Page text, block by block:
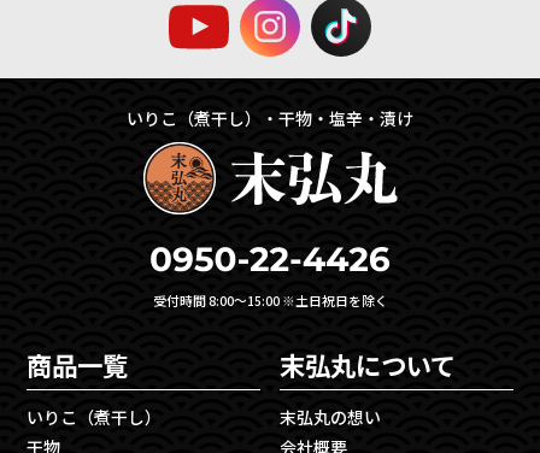
いりこ（煮干し）・干物・塩辛・漬け
受付時間 8:00〜15:00 ※土日祝日を除く
商品一覧
いりこ（煮干し）
干物
末弘丸について
末弘丸の想い
会社概要